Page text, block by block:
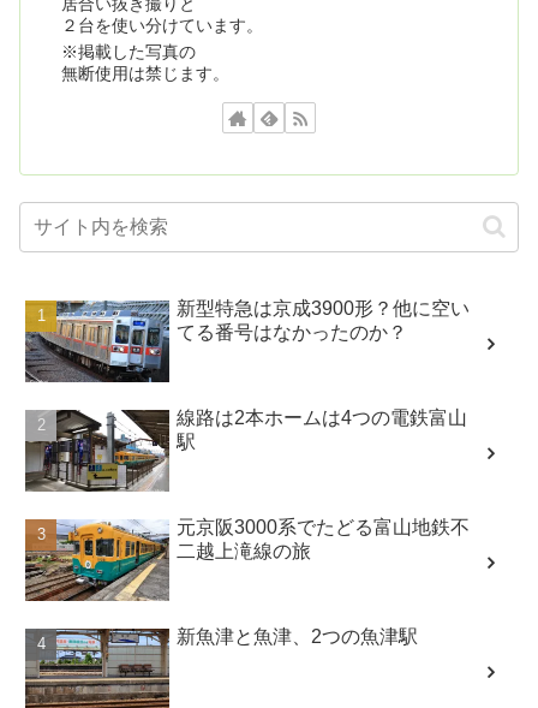
２台を使い分けています。
※掲載した写真の
無断使用は禁じます。
新型特急は京成3900形？他に空い
てる番号はなかったのか？
線路は2本ホームは4つの電鉄富山
駅
元京阪3000系でたどる富山地鉄不
二越上滝線の旅
新魚津と魚津、2つの魚津駅